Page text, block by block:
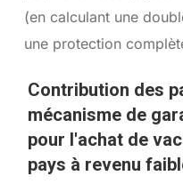
(en calculant une
une protection